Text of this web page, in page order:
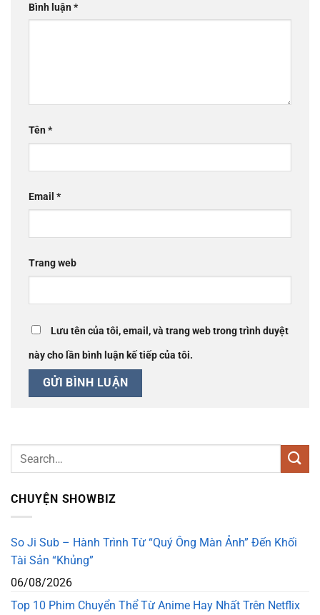
Bình luận*
Tên*
Email *
Trang web
Lưu tên của tôi, email, và trang web trong trình duyệt
này cho lần bình luận kế tiếp của tôi.
CHUYỆN SHOWBIZ
So Ji Sub – Hành Trình Từ “Quý Ông Màn Ảnh” Đến Khối
Tài Sản “Khủng”
06/08/2026
Top 10 Phim Chuyển Thể Từ Anime Hay Nhất Trên Netflix